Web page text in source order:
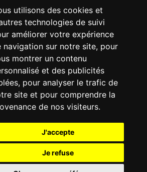
utilisons des cookies et
technologies de suivi
améliorer votre expérience
navigation sur notre site, pour
montrer un contenu
et des publicités
pour analyser le trafic de
site et pour comprendre la
de nos visiteurs.
J'accepte
Je refuse
la Mairie:
: de 08h00 à 11h30 et de 12h30 à
jusqu'à 17h00
11h00
Mairie d'Aurice
14 Avenue des Pastous
40500 Aurice
Tel : 05 58 76 06 50
Plus d'infos »
| Theme Designé et hébergé par : NetClic.fr